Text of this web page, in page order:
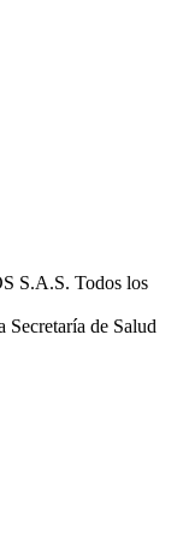
S.A.S. Todos los
Secretaría de Salud